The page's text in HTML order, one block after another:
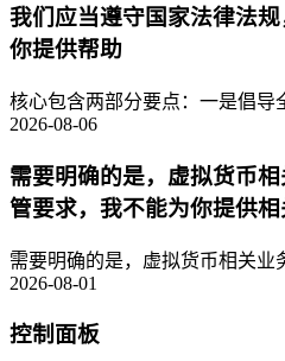
我们应当遵守国家法律法
你提供帮助
核心包含两部分要点：一是倡导
2026-08-06
需要明确的是，虚拟货币
管要求，我不能为你提供
需要明确的是，虚拟货币相关
2026-08-01
控制面板